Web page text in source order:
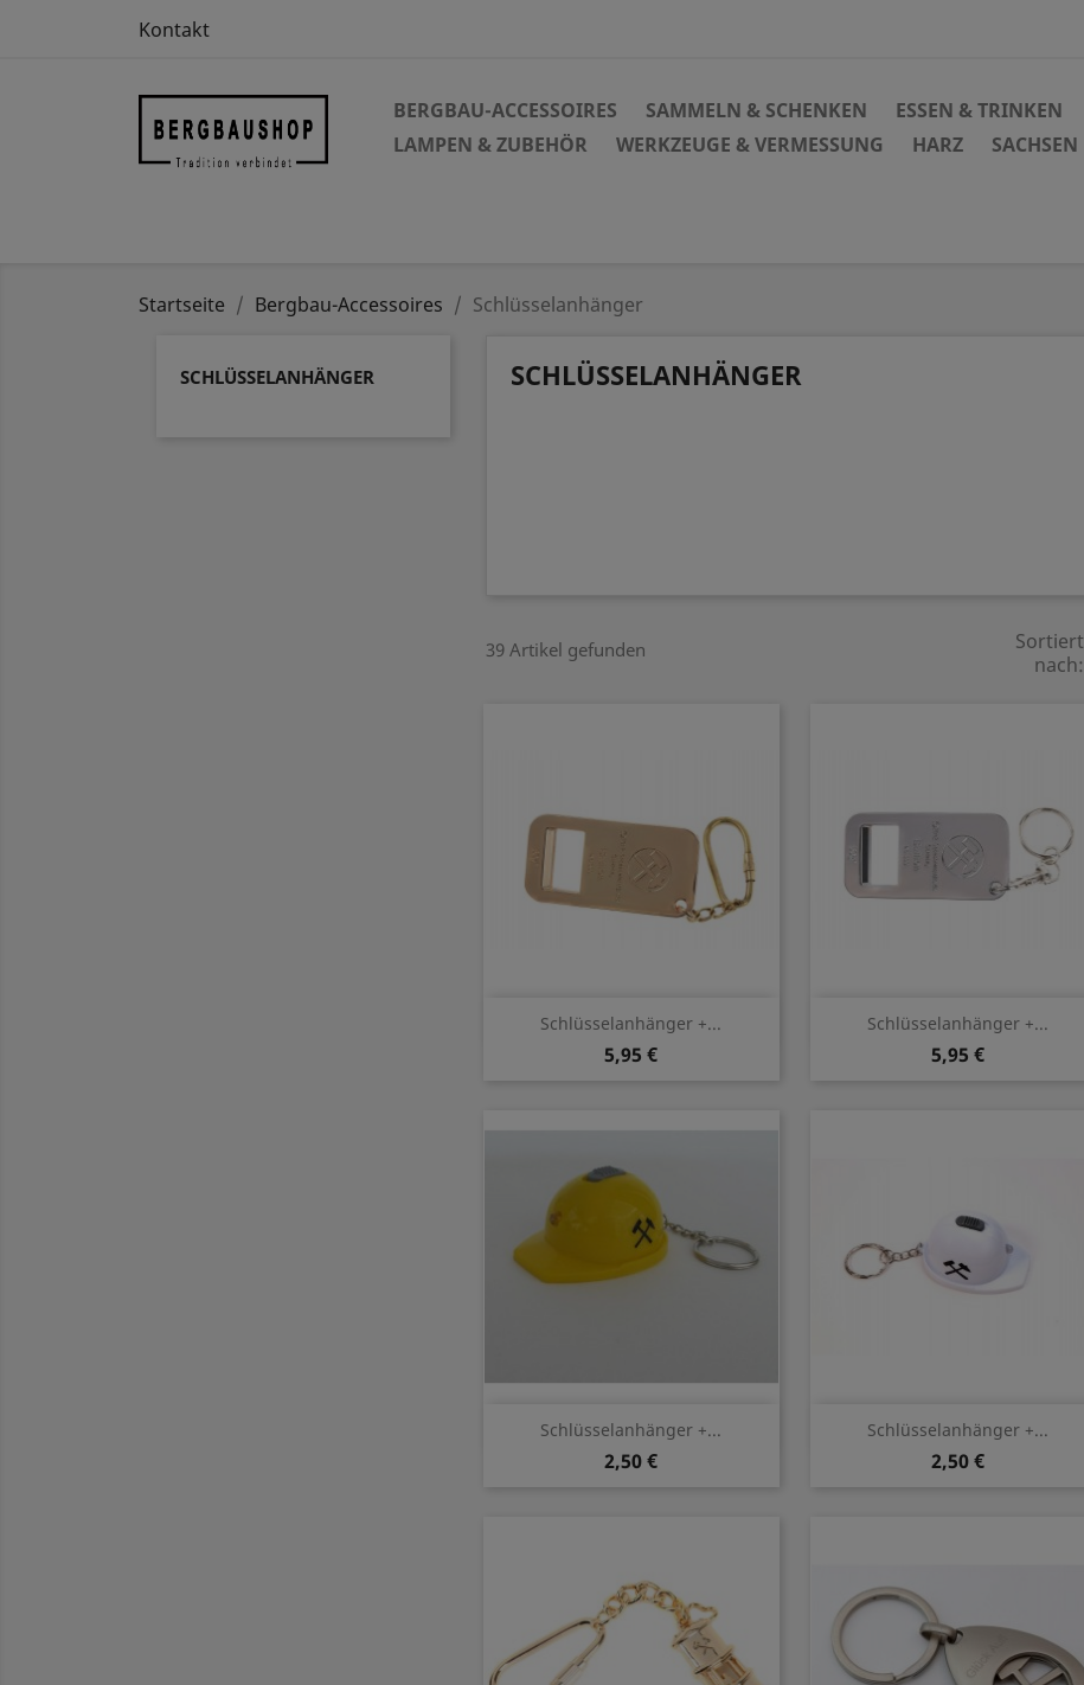
Kontakt
BERGBAU-ACCESSOIRES SAMMELN & SCHENKEN ESSEN & TRINKEN
LAMPEN & ZUBEHÖR
WERKZEUGE & VERMESSUNG HARZ SACHSEN
Startseite Bergbau-Accessoires Schlüsselanhänger
SCHLÜSSELANHÄNGER SCHLÜSSELANHÄNGER
39 Artikel gefunden
Sortiert
nach:
Schlüsselanhänger +...
5,95 €
Vorschau Schlüsselanhänger +...
5,95 €
Vorschau
Schlüsselanhänger +...
2,50 €
Vorschau Schlüsselanhänger +...
2,50 €
Vorschau